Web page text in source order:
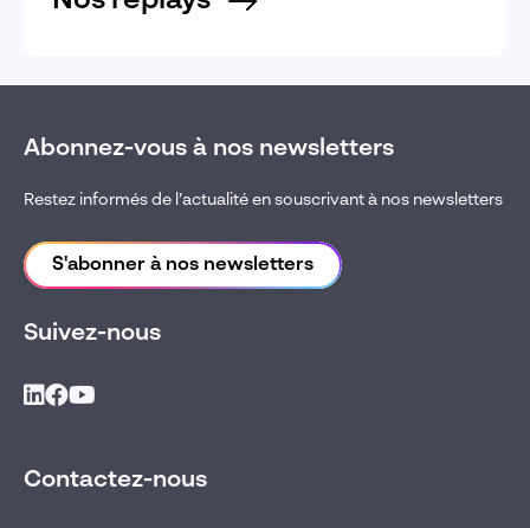
Abonnez-vous à nos newsletters
Restez informés de l’actualité en souscrivant à nos newsletters
S'abonner à nos newsletters
Suivez-nous
Contactez-nous